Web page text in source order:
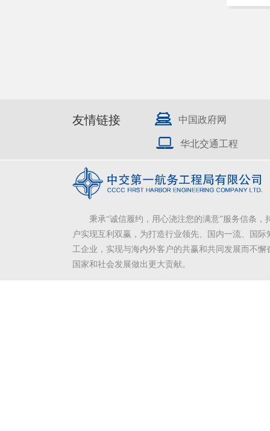
友情链接 中国政府网
华北交通工程
秉承“诚信履约，用心浇注您的满意”服务信条，
户实现互利双赢，为打造行业领先、国内一流、国际
工企业，实现与海内外客户的共赢和共同发展而不懈
国家和社会发展做出更大贡献。